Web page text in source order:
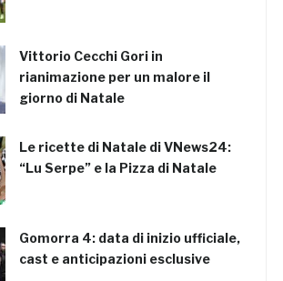
Vittorio Cecchi Gori in
rianimazione per un malore il
giorno di Natale
Le ricette di Natale di VNews24:
“Lu Serpe” e la Pizza di Natale
Gomorra 4: data di inizio ufficiale,
cast e anticipazioni esclusive